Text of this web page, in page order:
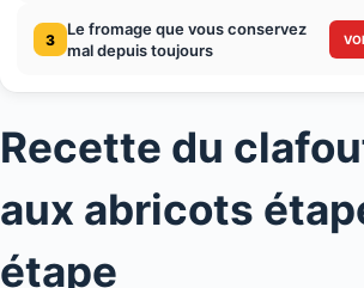
3
Le fromage que vous conservez
mal depuis toujours
Recette du
aux abricots
étape